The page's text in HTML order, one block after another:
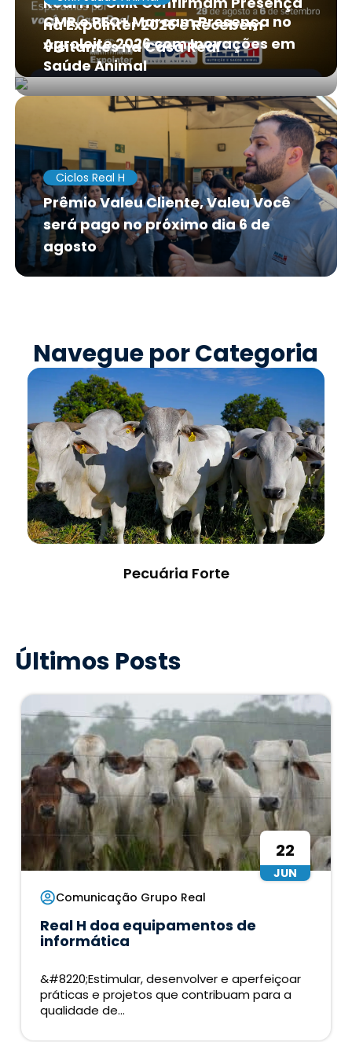
na Expointer 2026 e Recebem
Visitantes na Casa Real
CMR e PEC+ Marcam Presença no
Agroleite 2026 com Inovações em
Saúde Animal
Ciclos Real H
Prêmio Valeu Cliente, Valeu Você
será pago no próximo dia 6 de
agosto
Navegue por Categoria
Pecuária Forte
Últimos Posts
22
JUN
Comunicação Grupo Real
Real H doa equipamentos de
informática
&#8220;Estimular, desenvolver e aperfeiçoar
práticas e projetos que contribuam para a
qualidade de...